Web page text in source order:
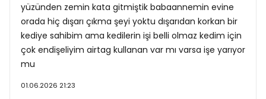
yüzünden zemin kata gitmiştik babaannemin evine
orada hiç dışarı çıkma şeyi yoktu dışarıdan korkan bir
kediye sahibim ama kedilerin işi belli olmaz kedim için
çok endişeliyim airtag kullanan var mı varsa işe yarıyor
mu
01.06.2026 21:23